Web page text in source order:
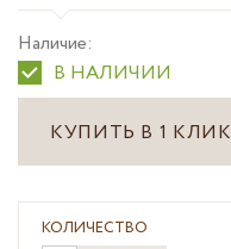
Наличие:
В НАЛИЧИИ
КУПИТЬ В 1 КЛИК
КОЛИЧЕСТВО